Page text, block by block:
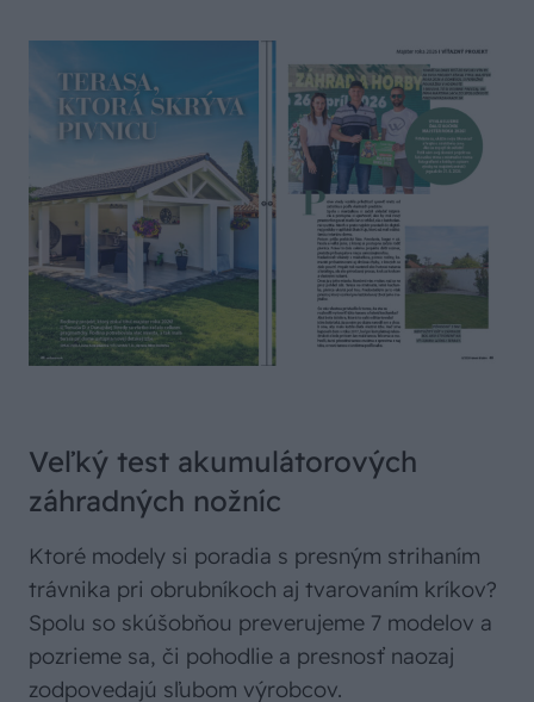
Veľký test akumulátorových
záhradných nožníc
Ktoré modely si poradia s presným strihaním
trávnika pri obrubníkoch aj tvarovaním kríkov?
Spolu so skúšobňou preverujeme 7 modelov a
pozrieme sa, či pohodlie a presnosť naozaj
zodpovedajú sľubom výrobcov.